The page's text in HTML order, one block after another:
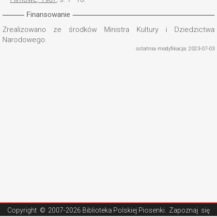
Finansowanie
Zrealizowano ze środków Ministra Kultury i Dziedzictwa
Narodowego.
ostatnia modyfikacja: 2023-07-03
Copyright © 2007-2026 Biblioteka Polskiej Piosenki . Zapoznaj się